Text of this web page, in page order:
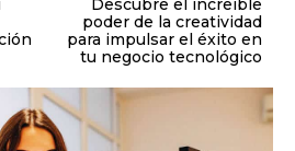
Descubre el increíble
poder de la creatividad
para impulsar el éxito en
tu negocio tecnológico